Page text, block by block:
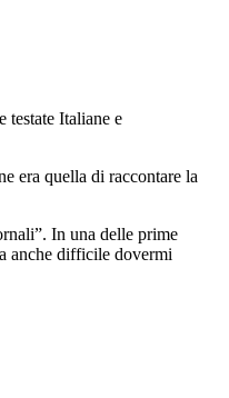
testate Italiane e
era quella di raccontare la
In una delle prime
anche difficile dovermi